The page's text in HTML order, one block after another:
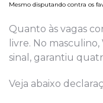
Mesmo disputando contra os
Quanto às vagas
livre. No
sinal, garantiu
Veja abaixo